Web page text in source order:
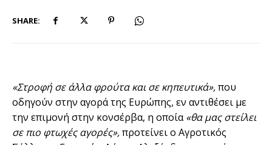
SHARE:
«Στροφή σε άλλα φρούτα και σε κηπευτικά»,που
οδηγούν στην αγορά της Ευρώπης, εν αντιθέσει με
την επιμονή στην κονσέρβα, η οποία«θα μας στείλει
σε πιο φτωχές αγορές»,προτείνει ο Αγροτικός